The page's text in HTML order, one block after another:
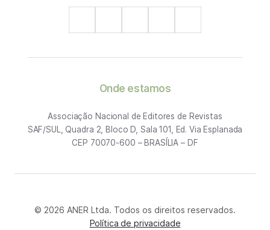
Onde estamos
Associação Nacional de Editores de Revistas
SAF/SUL, Quadra 2, Bloco D, Sala 101, Ed. Via Esplanada
CEP 70070-600 – BRASÍLIA – DF
© 2026 ANER Ltda. Todos os direitos reservados.
Política de privacidade